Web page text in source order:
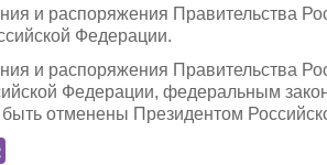
и распоряжения Правительства
Федерации.
и распоряжения Правительства
Федерации, федеральным
отменены Президентом